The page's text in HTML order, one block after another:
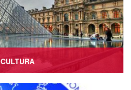
CULTURA
Ver más